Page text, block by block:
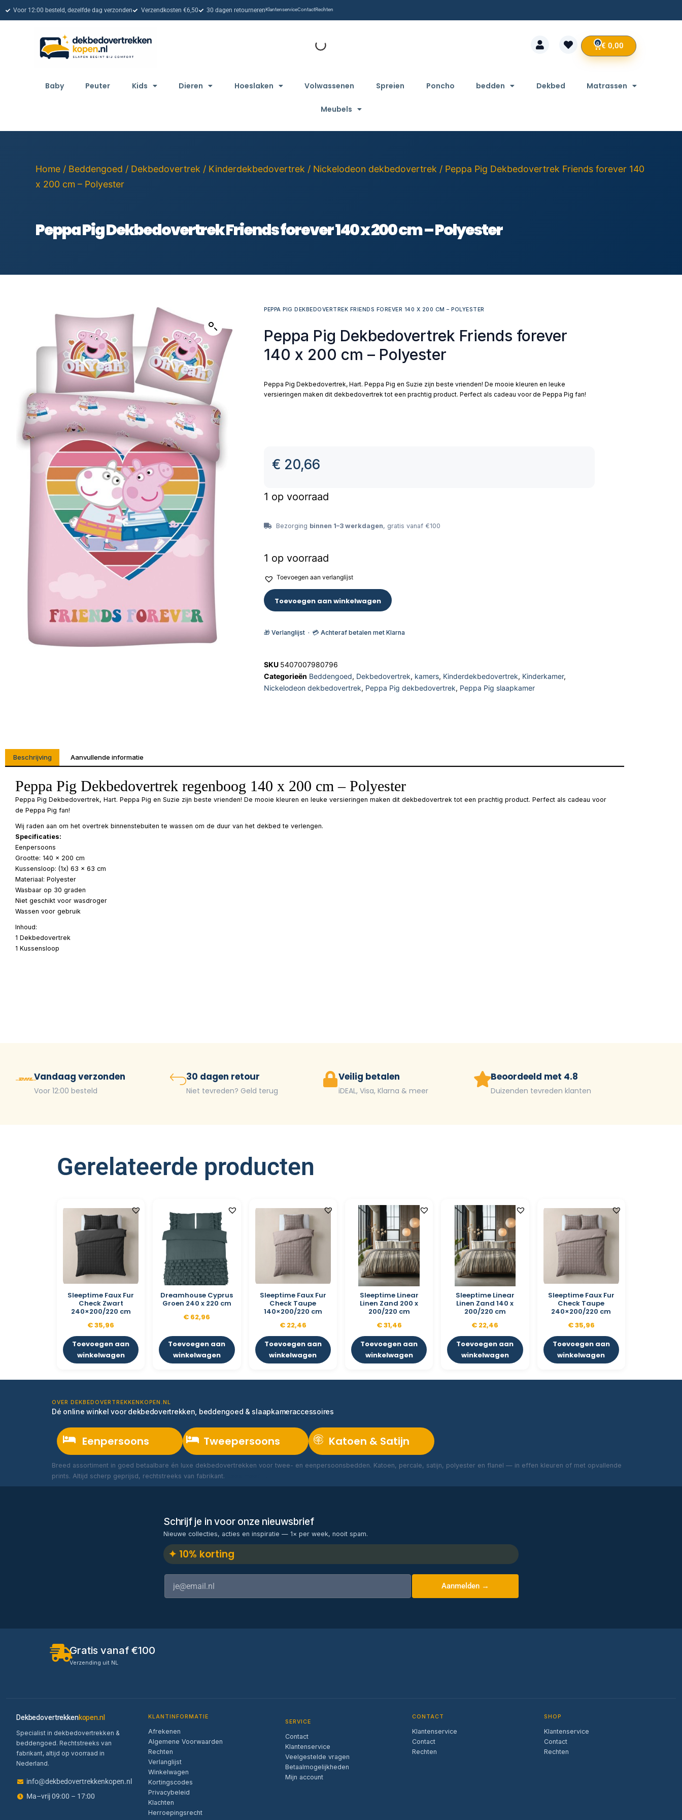
Voor 12:00 besteld, dezelfde dag verzonden Verzendkosten €6,50 30 dagen retournerenKlantenserviceContactRechten
€ 0,00
0
Baby Peuter Kids Dieren Hoeslaken Volwassenen Spreien Poncho bedden Dekbed Matrassen
Meubels
Home / Beddengoed / Dekbedovertrek / Kinderdekbedovertrek / Nickelodeon dekbedovertrek / Peppa Pig Dekbedovertrek Friends forever 140
x 200 cm – Polyester
Peppa Pig Dekbedovertrek Friends forever 140 x 200 cm – Polyester
PEPPA PIG DEKBEDOVERTREK FRIENDS FOREVER 140 X 200 CM – POLYESTER
Peppa Pig Dekbedovertrek Friends forever
140 x 200 cm – Polyester
Peppa Pig Dekbedovertrek, Hart. Peppa Pig en Suzie zijn beste vrienden! De mooie kleuren en leuke
versieringen maken dit dekbedovertrek tot een prachtig product. Perfect als cadeau voor de Peppa Pig fan!
€ 20,66
1 op voorraad
Bezorging binnen 1–3 werkdagen, gratis vanaf €100
1 op voorraad
Toevoegen aan verlanglijst
Toevoegen aan winkelwagen
🎁 Verlanglijst · 💳 Achteraf betalen met Klarna
SKU 5407007980796
Categorieën Beddengoed, Dekbedovertrek, kamers, Kinderdekbedovertrek, Kinderkamer,
Nickelodeon dekbedovertrek, Peppa Pig dekbedovertrek, Peppa Pig slaapkamer
Beschrijving Aanvullende informatie
Peppa Pig Dekbedovertrek regenboog 140 x 200 cm – Polyester
Peppa Pig Dekbedovertrek, Hart. Peppa Pig en Suzie zijn beste vrienden! De mooie kleuren en leuke versieringen maken dit dekbedovertrek tot een prachtig product. Perfect als cadeau voor
de Peppa Pig fan!
Wij raden aan om het overtrek binnenstebuiten te wassen om de duur van het dekbed te verlengen.
Specificaties:
Eenpersoons
Grootte: 140 x 200 cm
Kussensloop: (1x) 63 x 63 cm
Materiaal: Polyester
Wasbaar op 30 graden
Niet geschikt voor wasdroger
Wassen voor gebruik
Inhoud:
1 Dekbedovertrek
1 Kussensloop
Vandaag verzonden
Voor 12:00 besteld
30 dagen retour
Niet tevreden? Geld terug
Veilig betalen
iDEAL, Visa, Klarna & meer
Beoordeeld met 4.8
Duizenden tevreden klanten
Gerelateerde producten
Sleeptime Faux Fur
Check Zwart
240×200/220 cm
€35,96
Toevoegen aan
winkelwagen
Dreamhouse Cyprus
Groen 240 x 220 cm
€ 62,96
Toevoegen aan
winkelwagen
Sleeptime Faux Fur
Check Taupe
140×200/220 cm
€22,46
Toevoegen aan
winkelwagen
Sleeptime Linear
Linen Zand 200 x
200/220 cm
€31,46
Toevoegen aan
winkelwagen
Sleeptime Linear
Linen Zand 140 x
200/220 cm
€ 22,46
Toevoegen aan
winkelwagen
Sleeptime Faux Fur
Check Taupe
240×200/220 cm
€35,96
Toevoegen aan
winkelwagen
OVER DEKBEDOVERTREKKENKOPEN.NL
Dé online winkel voor dekbedovertrekken, beddengoed & slaapkameraccessoires
Eenpersoons Tweepersoons Katoen & Satijn
Breed assortiment in goed betaalbare én luxe dekbedovertrekken voor twee- en eenpersoonsbedden. Katoen, percale, satijn, polyester en flanel — in effen kleuren of met opvallende
prints. Altijd scherp geprijsd, rechtstreeks van fabrikant.
Schrijf je in voor onze nieuwsbrief
Nieuwe collecties, acties en inspiratie — 1× per week, nooit spam.
✦ 10% korting
Aanmelden →
Gratis vanaf €100
Verzending uit NL
Dekbedovertrekkenkopen.nl
Specialist in dekbedovertrekken &
beddengoed. Rechtstreeks van
fabrikant, altijd op voorraad in
Nederland.
info@dekbedovertrekkenkopen.nl
Ma–vrij 09:00 – 17:00
KLANTINFORMATIE
Afrekenen
Algemene Voorwaarden
Rechten
Verlanglijst
Winkelwagen
Kortingscodes
Privacybeleid
Klachten
Herroepingsrecht
SERVICE
Contact
Klantenservice
Veelgestelde vragen
Betaalmogelijkheden
Mijn account
CONTACT
Klantenservice
Contact
Rechten
SHOP
Klantenservice
Contact
Rechten